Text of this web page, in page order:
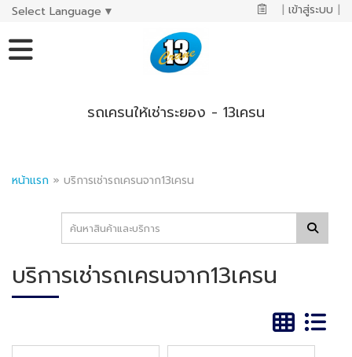
Select Language ▼ | เข้าสู่ระบบ |
รถเครนให้เช่าระยอง - 13เครน
หน้าแรก » บริการเช่ารถเครนจาก13เครน
บริการเช่ารถเครนจาก13เครน